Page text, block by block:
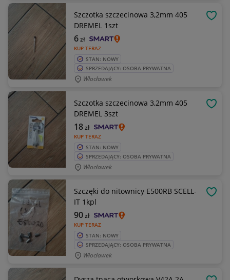
Szczotka szczecinowa 3,2mm 405
DREMEL 1szt
KUP TERAZ
6zł
STAN: NOWY
SPRZEDAJĄCY: OSOBA PRYWATNA
Włocławek
Szczotka szczecinowa 3,2mm 405
DREMEL 3szt
KUP TERAZ
18zł
STAN: NOWY
SPRZEDAJĄCY: OSOBA PRYWATNA
Włocławek
Szczęki do nitownicy E500RB SCELL-
IT 1kpl
KUP TERAZ
90zł
STAN: NOWY
SPRZEDAJĄCY: OSOBA PRYWATNA
Włocławek